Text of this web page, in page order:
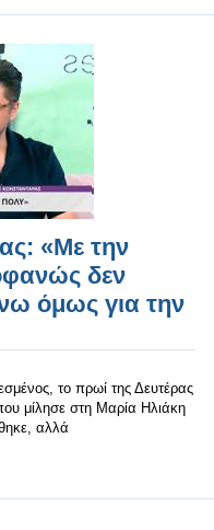
«Με την
δεν
όμως για την
το πρωί της Δευτέρας
μίλησε στη Μαρία Ηλιάκη
αλλά